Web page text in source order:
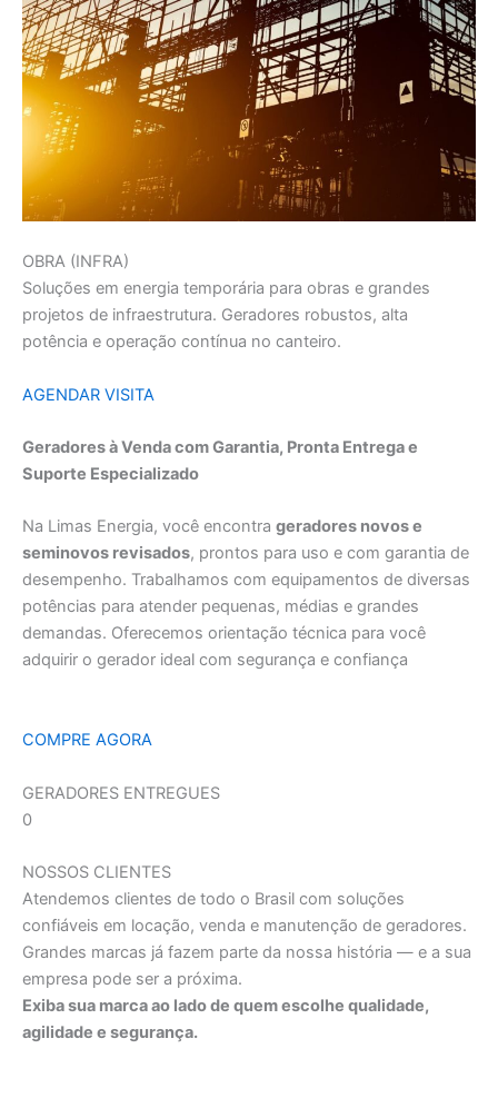
OBRA (INFRA)
Soluções em energia temporária para obras e grandes
projetos de infraestrutura. Geradores robustos, alta
potência e operação contínua no canteiro.
AGENDAR VISITA
Geradores à Venda com Garantia, Pronta Entrega e
Suporte Especializado
Na Limas Energia, você encontra geradores novos e
seminovos revisados, prontos para uso e com garantia de
desempenho. Trabalhamos com equipamentos de diversas
potências para atender pequenas, médias e grandes
demandas. Oferecemos orientação técnica para você
adquirir o gerador ideal com segurança e confiança
COMPRE AGORA
GERADORES ENTREGUES
0
NOSSOS CLIENTES
Atendemos clientes de todo o Brasil com soluções
confiáveis em locação, venda e manutenção de geradores.
Grandes marcas já fazem parte da nossa história — e a sua
empresa pode ser a próxima.
Exiba sua marca ao lado de quem escolhe qualidade,
agilidade e segurança.